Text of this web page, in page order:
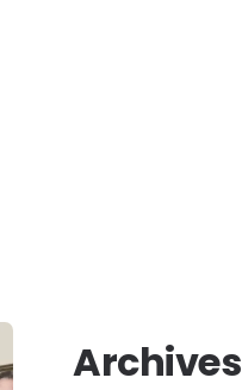
Archives